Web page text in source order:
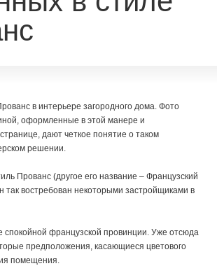
в интерьере загородного дома. Фото
оформленные в этой манере и
дают четкое понятие о таком
решении.
Прованс (другое его название – Французский
так востребован некоторыми застройщиками в
спокойной французской провинции. Уже отсюда
предположения, касающиеся цветового
помещения.